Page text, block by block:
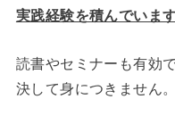
実践経験を積んでいま
読書やセミナーも有効
決して身につきません。